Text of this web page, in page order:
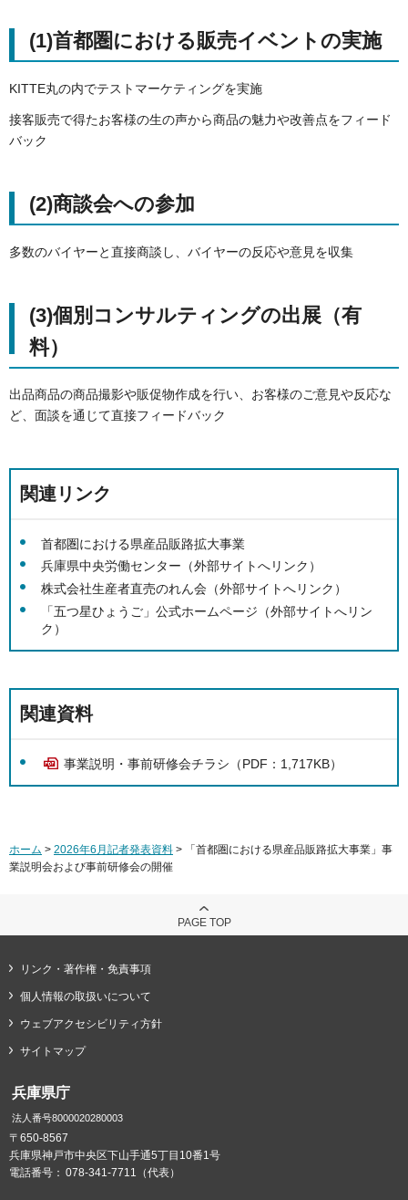
(1)首都圏における販売イベントの実施
KITTE丸の内でテストマーケティングを実施
接客販売で得たお客様の生の声から商品の魅力や改善点をフィード
バック
(2)商談会への参加
多数のバイヤーと直接商談し、バイヤーの反応や意見を収集
(3)個別コンサルティングの出展（有
料）
出品商品の商品撮影や販促物作成を行い、お客様のご意見や反応な
ど、面談を通じて直接フィードバック
関連リンク
首都圏における県産品販路拡大事業
兵庫県中央労働センター（外部サイトへリンク）
株式会社生産者直売のれん会（外部サイトへリンク）
「五つ星ひょうご」公式ホームページ（外部サイトへリン
ク）
関連資料
事業説明・事前研修会チラシ（PDF：1,717KB）
ホーム > 2026年6月記者発表資料 > 「首都圏における県産品販路拡大事業」事
業説明会および事前研修会の開催
PAGE TOP
リンク・著作権・免責事項
個人情報の取扱いについて
ウェブアクセシビリティ方針
サイトマップ
兵庫県庁
法人番号8000020280003
〒650-8567
兵庫県神戸市中央区下山手通5丁目10番1号
電話番号： 078-341-7711（代表）